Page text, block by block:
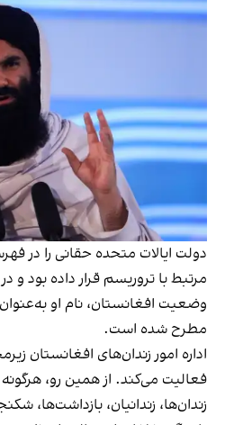
دولت ایالات متحده حقانی را در
مرتبط با تروریسم قرار داده بود و
وضعیت افغانستان، نام او به‌عنوان
مطرح شده است.
اداره امور زندان‌های افغانستان
فعالیت می‌کند. از همین رو،
زندان‌ها، زندانیان، بازداشت‌ها،